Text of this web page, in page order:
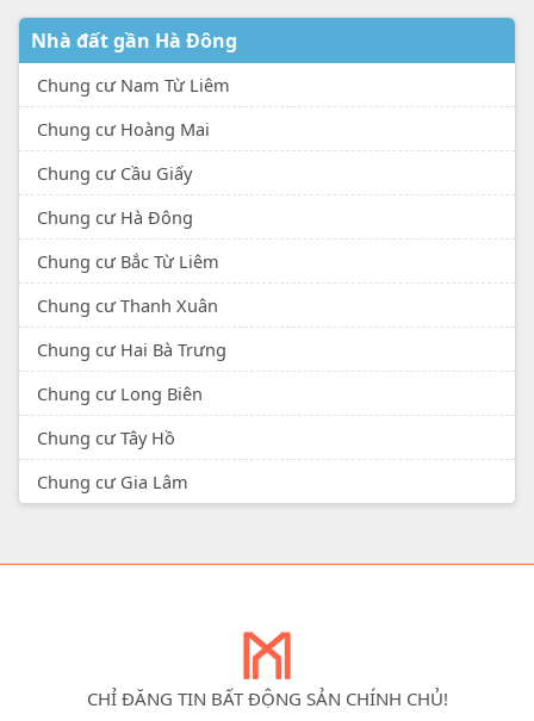
Nhà đất gần Hà Đông
Chung cư Nam Từ Liêm
Chung cư Hoàng Mai
Chung cư Cầu Giấy
Chung cư Hà Đông
Chung cư Bắc Từ Liêm
Chung cư Thanh Xuân
Chung cư Hai Bà Trưng
Chung cư Long Biên
Chung cư Tây Hồ
Chung cư Gia Lâm
CHỈ ĐĂNG TIN BẤT ĐỘNG SẢN CHÍNH CHỦ!